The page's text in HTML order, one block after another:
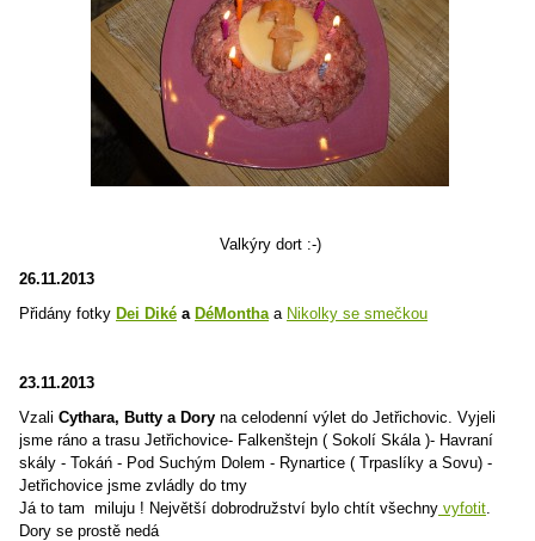
Valkýry dort :-)
26.11.2013
Přidány fotky Dei Diké a DéMonthaa Nikolky se smečkou
23.11.2013
Vzali Cythara, Butty a Dory na celodenní výlet do Jetřichovic. Vyjeli
jsme ráno a trasu Jetřichovice- Falkenštejn ( Sokolí Skála )- Havraní
skály - Tokáń - Pod Suchým Dolem - Rynartice ( Trpaslíky a Sovu) -
Jetřichovice jsme zvládly do tmy
Já to tam miluju ! Největší dobrodružství bylo chtít všechny vyfotit.
Dory se prostě nedá